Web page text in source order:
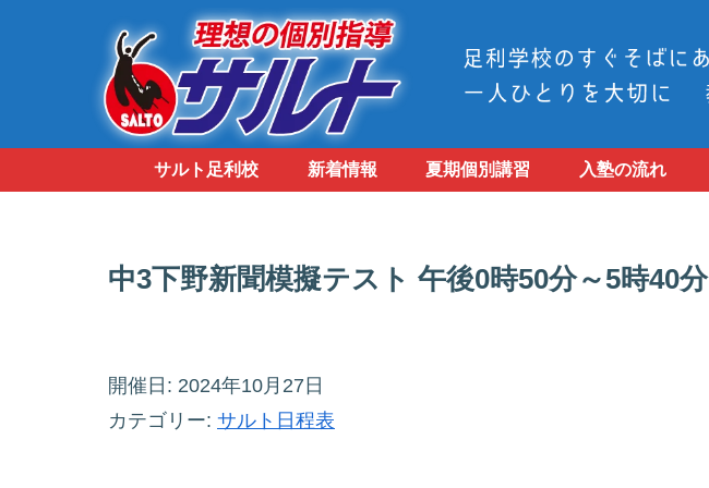
サルト足利校 新着情報 夏期個別講習 入塾の流れ
中3下野新聞模擬テスト 午後0時50分～5時40分
開催日: 2024年10月27日
カテゴリー: サルト日程表